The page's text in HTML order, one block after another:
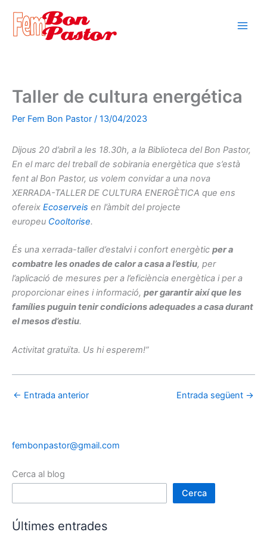
contingut
Taller de cultura energética
Per Fem Bon Pastor / 13/04/2023
Dijous 20 d’abril a les 18.30h, a la Biblioteca del Bon Pastor,
En el marc del treball de sobirania energètica que s’està
fent al Bon Pastor, us volem convidar a una nova
XERRADA-TALLER DE CULTURA ENERGÈTICA que ens
ofereix Ecoserveis en l’àmbit del projecte
europeu Cooltorise.
És una xerrada-taller d’estalvi i confort energètic per a
combatre les onades de calor a casa a l’estiu, per
l’aplicació de mesures per a l’eficiència energètica i per a
proporcionar eines i informació, per garantir així que les
famílies puguin tenir condicions adequades a casa durant
el mesos d’estiu.
Activitat gratuïta. Us hi esperem!”
← Entrada anterior Entrada següent →
fembonpastor@gmail.com
Cerca al blog
Cerca
Últimes entrades